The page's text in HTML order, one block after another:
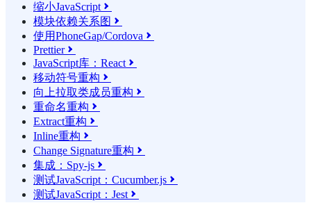
缩小JavaScript 
模块依赖关系图 
使用PhoneGap/Cordova 
Prettier
JavaScript库：React 
移动符号重构 
向上拉取类成员重构 
重命名重构 
Extract重构 
Inline重构 
Change Signature重构 
集成：Spy-js 
测试JavaScript：Cucumber.js 
测试JavaScript：Jest 